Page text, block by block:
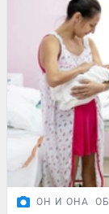
ОН И ОНА